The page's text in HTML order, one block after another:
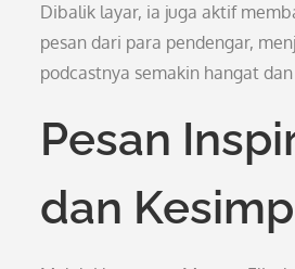
Dibalik layar, ia juga aktif
pesan dari para pendengar,
podcastnya semakin hangat
Pesan
dan